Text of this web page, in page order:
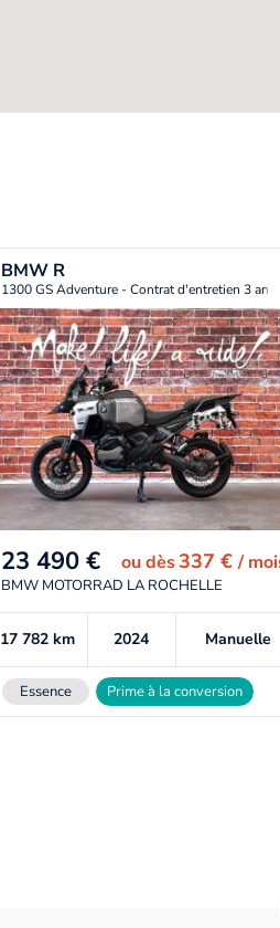
BMW R
1300 GS Adventure - Contrat d'entretien 3 ans
23 490 € oudès337 €/
BMW MOTORRAD LA ROCHELLE
17 782 km 2024 Manuelle
Essence Prime à la conversion